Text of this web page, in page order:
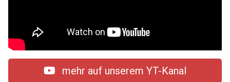
mehr auf unserem YT-Kanal